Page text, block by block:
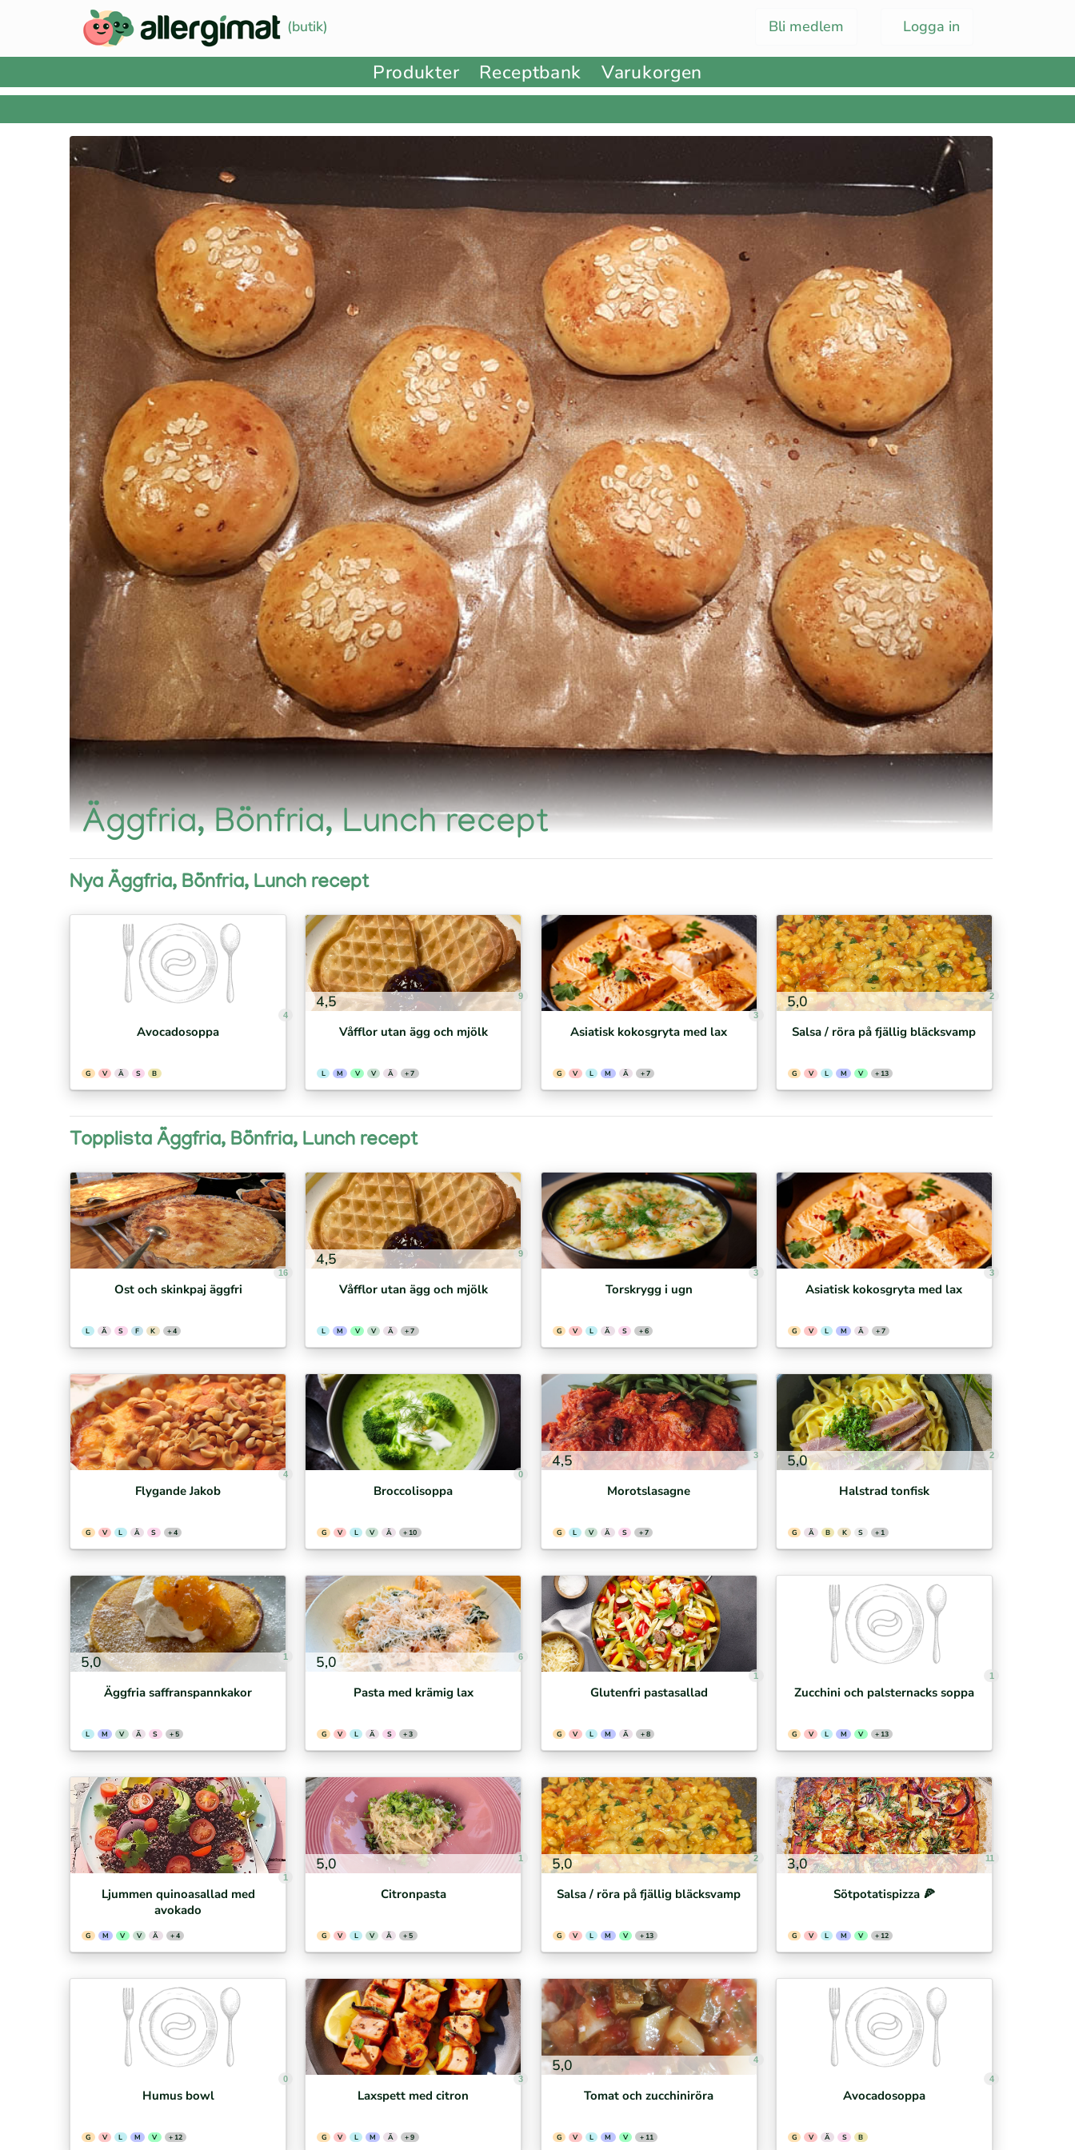
(butik) Logga in
Bli medlem
Produkter Receptbank Varukorgen
Äggfria, Bönfria, Lunch recept
Nya Äggfria, Bönfria, Lunch recept
4
Avocadosoppa
G V Ä S B
4,5 9
Våfflor utan ägg och mjölk
L M V V Ä + 7
3
Asiatisk kokosgryta med lax
G V L M Ä + 7
5,0 2
Salsa / röra på fjällig bläcksvamp
G V L M V + 13
Topplista Äggfria, Bönfria, Lunch recept
16
Ost och skinkpaj äggfri
L Ä S F K + 4
4,5 9
Våfflor utan ägg och mjölk
L M V V Ä + 7
3
Torskrygg i ugn
G V L Ä S + 6
3
Asiatisk kokosgryta med lax
G V L M Ä + 7
4
Flygande Jakob
G V L Ä S + 4
0
Broccolisoppa
G V L V Ä + 10
4,5 3
Morotslasagne
G L V Ä S + 7
5,0 2
Halstrad tonfisk
G Ä B K S + 1
5,0 1
Äggfria saffranspannkakor
L M V Ä S + 5
5,0 6
Pasta med krämig lax
G V L Ä S + 3
1
Glutenfri pastasallad
G V L M Ä + 8
1
Zucchini och palsternacks soppa
G V L M V + 13
1
Ljummen quinoasallad med
avokado
G M V V Ä + 4
5,0 1
Citronpasta
G V L V Ä + 5
5,0 2
Salsa / röra på fjällig bläcksvamp
G V L M V + 13
3,0 11
Sötpotatispizza 🍕⁣
G V L M V + 12
0
Humus bowl
G V L M V + 12
3
Laxspett med citron
G V L M Ä + 9
5,0 4
Tomat och zucchiniröra
G V L M V + 11
4
Avocadosoppa
G V Ä S B